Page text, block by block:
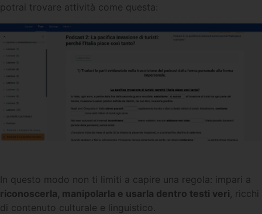
potrai trovare attività come questa:
In questo modo non ti limiti a capire una regola: impari a
riconoscerla, manipolarla e usarla dentro testi veri , ricchi
di contenuto culturale e linguistico.